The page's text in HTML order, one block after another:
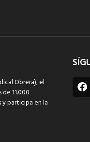
Obrera), el
11.000
participa en la